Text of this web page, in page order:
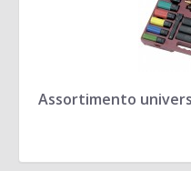
Assortimento